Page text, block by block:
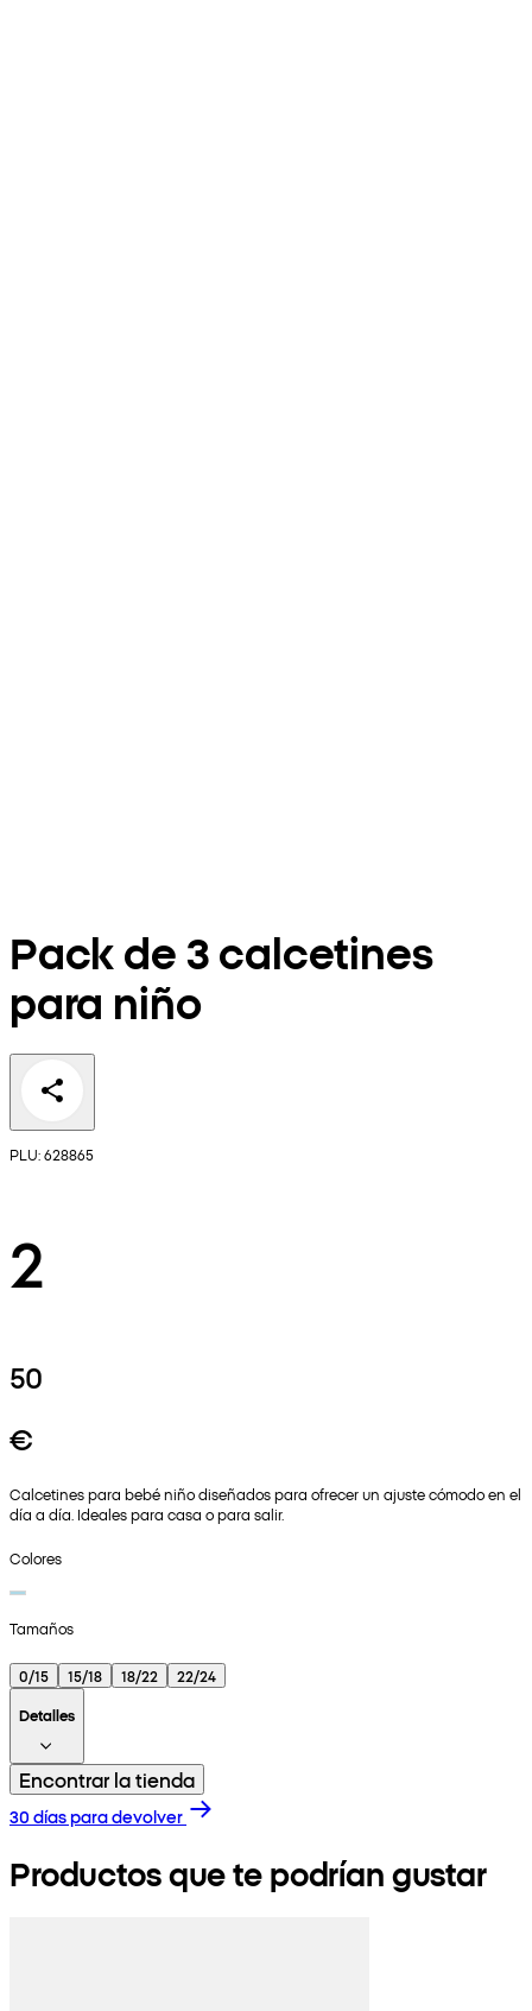
Pack de 3 calcetines
para niño
PLU: 628865
2
50
€
Calcetines para bebé niño diseñados para ofrecer un ajuste cómodo en el
día a día. Ideales para casa o para salir.
Colores
Tamaños
0/15 15/18 18/22
22/24
Detalles
Encontrar la tienda
30 días para devolver
Productos que te podrían gustar